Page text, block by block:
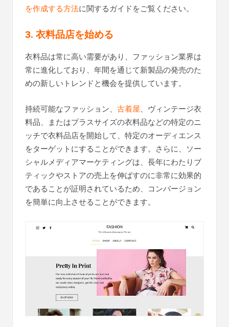
を作成する方法に関するガイドをご覧ください。
3. 衣料品店を始める
衣料品は常に高い需要があり、ファッション業界は
常に進化しており、年間を通じて新製品の発売のた
めの新しいトレンドと機会を提供しています。
持続可能なファッション、 古着屋、ヴィンテージ衣
料品、またはプラスサイズの衣料品などの特定のニ
ッチで衣料品店を開始して、特定のオーディエンス
をターゲットにすることができます。さらに、ソー
シャルメディアマーケティングは、長年にわたりブ
ティックやストアの売上を伸ばすのに非常に効果的
であることが証明されているため、コンバージョン
を簡単に向上させることができます。